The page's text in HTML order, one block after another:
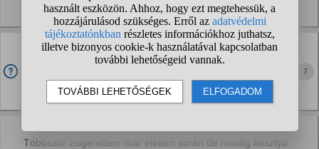
Kutyák
Meddig lehet egy kutyát szobatisztaságra nevelni?
Eddig kinti kutya ezért nem nagyon volt tanítva neki a
tanítani neki?
7
Többször zsigereltem már életem során de mindig kesztyű